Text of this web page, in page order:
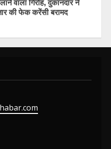
की फेक करेंसी बरामद